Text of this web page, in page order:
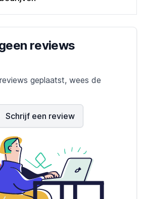
reviews
geplaatst, wees de
Schrijf een review